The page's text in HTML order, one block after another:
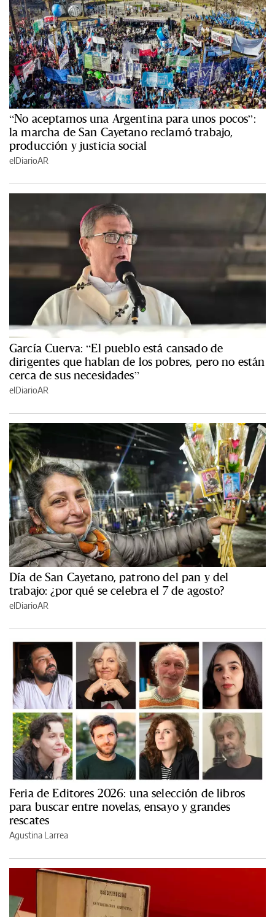
“No aceptamos una Argentina para unos pocos”:
la marcha de San Cayetano reclamó trabajo,
producción y justicia social
elDiarioAR
García Cuerva: “El pueblo está cansado de
dirigentes que hablan de los pobres, pero no están
cerca de sus necesidades”
elDiarioAR
Día de San Cayetano, patrono del pan y del
trabajo: ¿por qué se celebra el 7 de agosto?
elDiarioAR
Feria de Editores 2026: una selección de libros
para buscar entre novelas, ensayo y grandes
rescates
Agustina Larrea